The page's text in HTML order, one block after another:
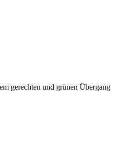
gerechten und grünen Übergang